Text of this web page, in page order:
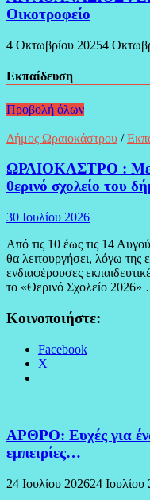
Οικοτροφείο
4 Οκτωβρίου 20254
Εκπαίδευση
Προβολή όλων
Δήμος Ωραιοκάστρου /
ΩΡΑΙΟΚΑΣΤΡΟ : Με
θερινό σχολείο του
30 Ιουλίου 2026
Από τις 10 έως τις 14
θα λειτουργήσει, λόγω της
ενδιαφέρουσες
το «Θερινό Σχολείο 2026»
Κοινοποιήστε:
Facebook
X
ΑΡΘΡΟ: Ευχές για
εμπειρίες…
24 Ιουλίου 202624 Ιουλίου